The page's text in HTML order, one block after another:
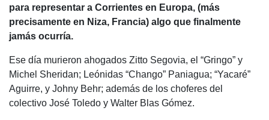
para representar a Corrientes en Europa, (más
precisamente en Niza, Francia) algo que finalmente
jamás ocurría.
Ese día murieron ahogados Zitto Segovia, el “Gringo” y
Michel Sheridan; Leónidas “Chango” Paniagua; “Yacaré”
Aguirre, y Johny Behr; además de los choferes del
colectivo José Toledo y Walter Blas Gómez.